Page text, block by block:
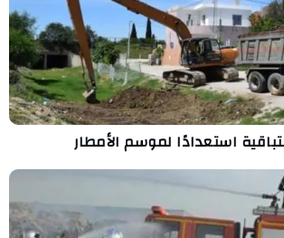
استعدادًا لموسم الأمطار